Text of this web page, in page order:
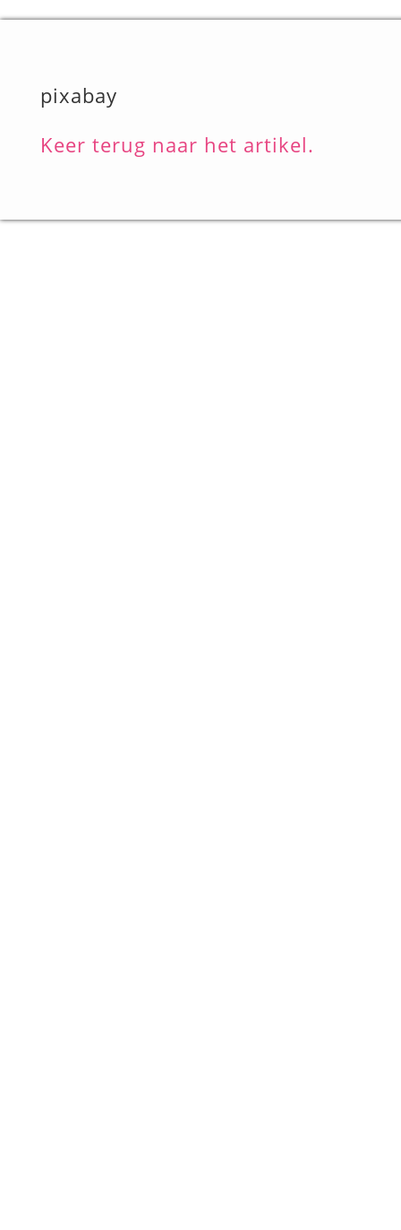
pixabay
Keer terug naar het artikel.